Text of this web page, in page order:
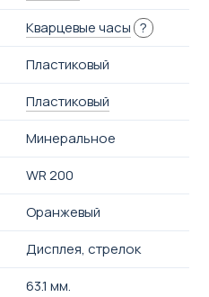
Кварцевые часы ?
Пластиковый
Пластиковый
Минеральное
WR 200
Оранжевый
Дисплея, стрелок
63.1 мм.